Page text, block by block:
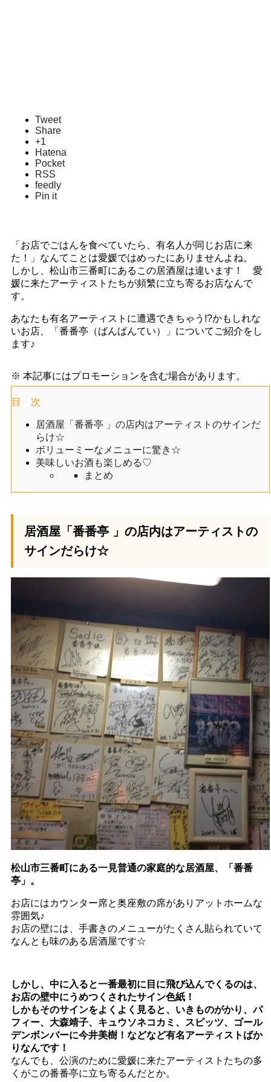
Tweet
Share
+1
Hatena
Pocket
RSS
feedly
Pin it
「お店でごはんを食べていたら、有名人が同じお店に来
た！」なんてことは愛媛ではめったにありませんよね。
しかし、松山市三番町にあるこの居酒屋は違います！ 愛
媛に来たアーティストたちが頻繁に立ち寄るお店なんで
す。
あなたも有名アーティストに遭遇できちゃう!?かもしれな
いお店、「番番亭（ばんばんてい）」についてご紹介をし
ます♪
※ 本記事にはプロモーションを含む場合があります。
目 次
居酒屋「番番亭 」の店内はアーティストのサインだ
らけ☆
ボリューミーなメニューに驚き☆
美味しいお酒も楽しめる♡
まとめ
居酒屋「番番亭 」の店内はアーティストの
サインだらけ☆
松山市三番町にある一見普通の家庭的な居酒屋、「番番
亭」。
お店にはカウンター席と奥座敷の席がありアットホームな
雰囲気♪
お店の壁には、手書きのメニューがたくさん貼られていて
なんとも味のある居酒屋です☆
しかし、中に入ると一番最初に目に飛び込んでくるのは、
お店の壁中にうめつくされたサイン色紙！
しかもそのサインをよくよく見ると、いきものがかり、パ
フィー、大森靖子、キュウソネコカミ、スピッツ、ゴール
デンボンバーに今井美樹！などなど有名アーティストばか
りなんです！
なんでも、公演のために愛媛に来たアーティストたちの多
くがこの番番亭に立ち寄るんだとか。